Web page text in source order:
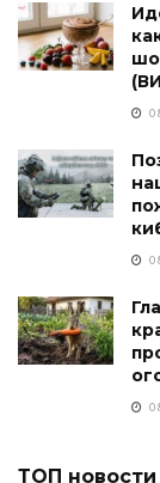
ТОП новости